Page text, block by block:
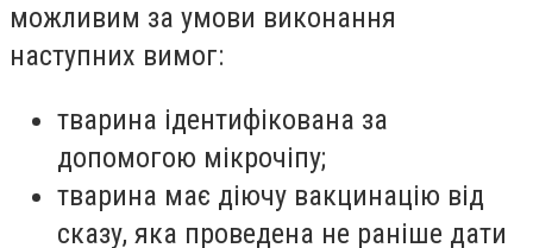
можливим за умови виконання
наступних вимог:
тварина ідентифікована за
допомогою мікрочіпу;
тварина має діючу вакцинацію від
сказу, яка проведена не раніше дати